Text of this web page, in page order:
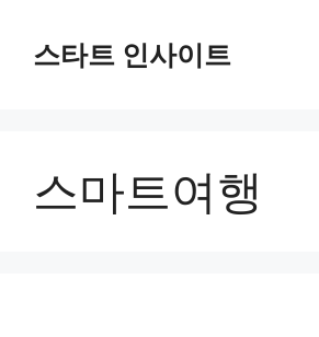
스타트 인사이트
스마트여행